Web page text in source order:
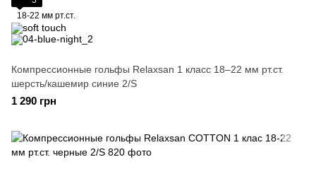
18-22 мм рт.ст.
Компрессионные гольфы Relaxsan 1 класс 18–22 мм рт.ст.
шерсть/кашемир синие 2/S
1 290 грн